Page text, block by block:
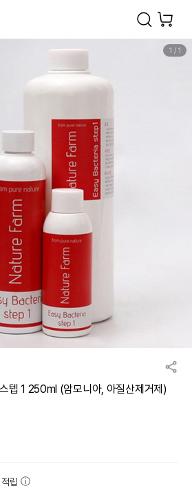
1 / 1
텝 1 250ml (암모니아, 아질산제거제)
적립